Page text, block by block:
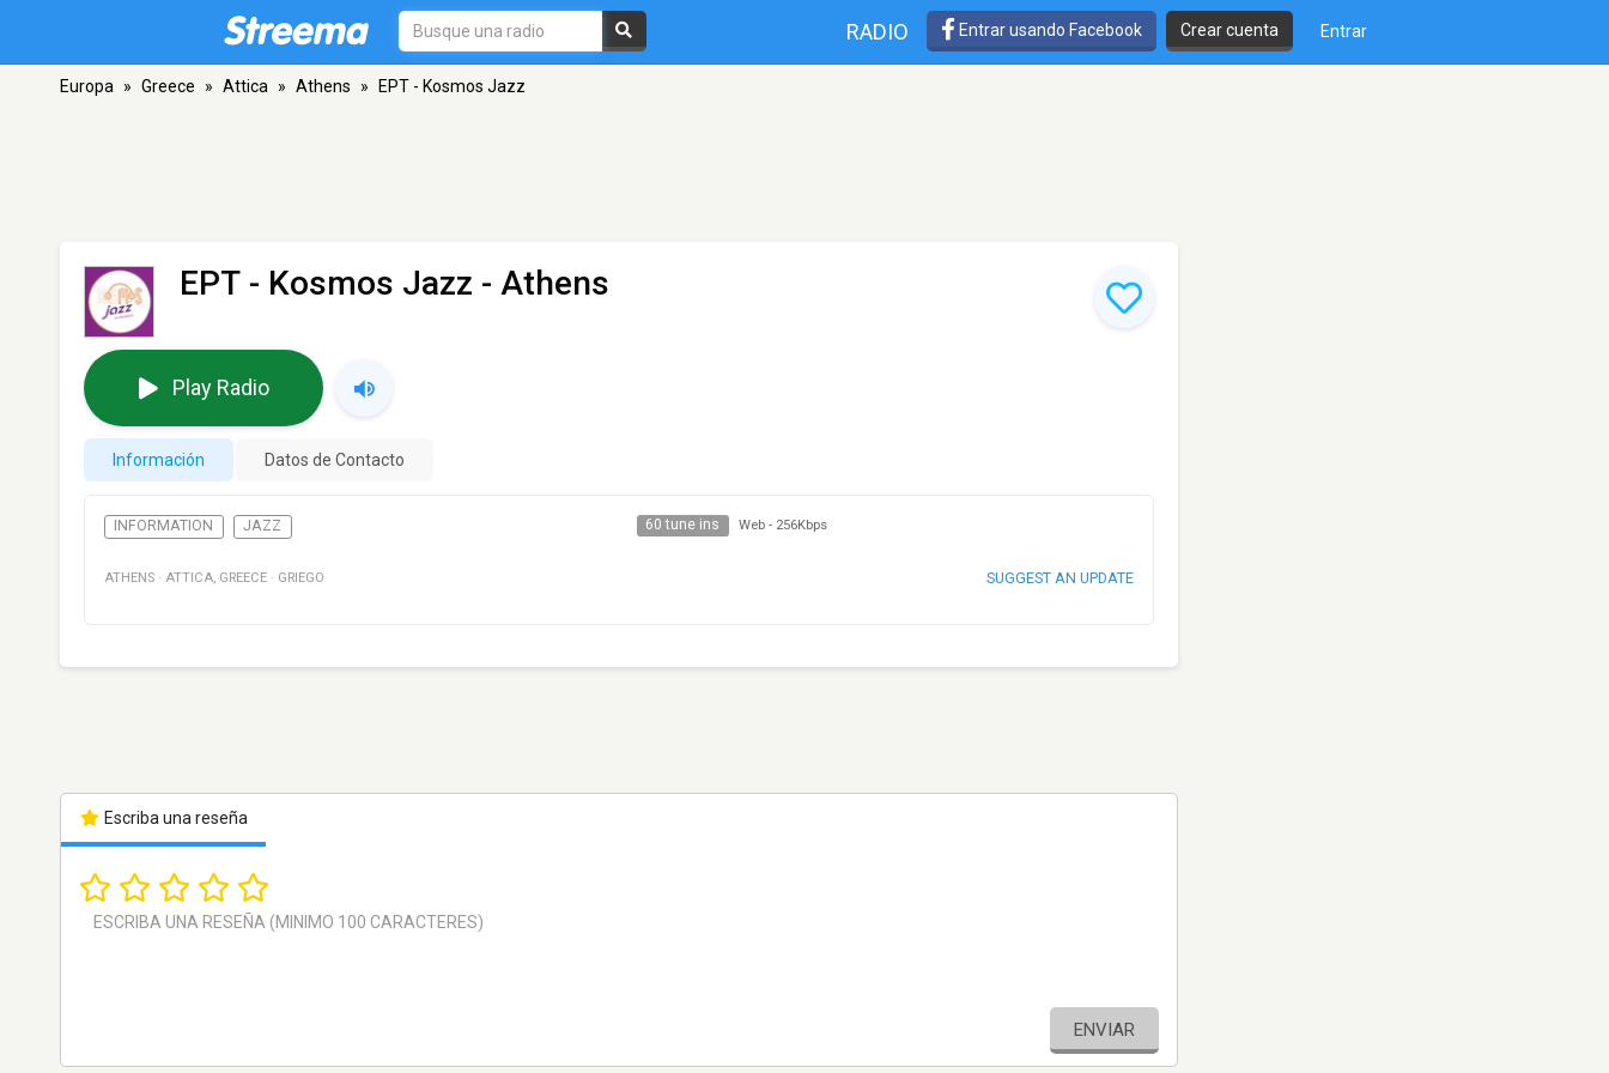
RADIO Entrar usando Facebook Crear cuenta Entrar
Europa » Greece » Attica » Athens » ΕΡΤ - Kosmos Jazz
ΕΡΤ - Kosmos Jazz - Athens
Play Radio
Información Datos de Contacto
INFORMATION JAZZ 60 tune ins Web - 256Kbps
ATHENS · ATTICA, GREECE · GRIEGO SUGGEST AN UPDATE
Escriba una reseña
ENVIAR